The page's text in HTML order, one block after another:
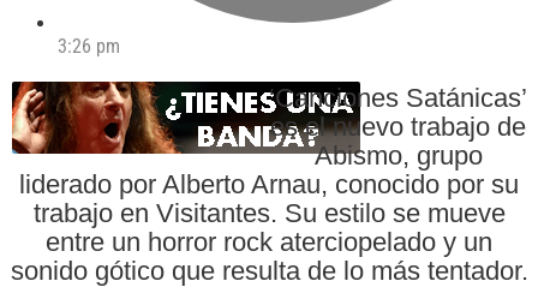
3:26 pm
‘Canciones Satánicas’
es el nuevo trabajo de
Abismo, grupo
liderado por Alberto Arnau, conocido por su
trabajo en Visitantes. Su estilo se mueve
entre un horror rock aterciopelado y un
sonido gótico que resulta de lo más tentador.